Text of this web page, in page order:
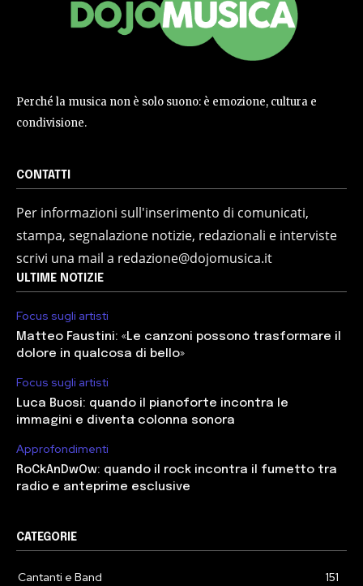
Perché la musica non è solo suono: è emozione, cultura e
condivisione.
CONTATTI
Per informazioni sull'inserimento di comunicati,
stampa, segnalazione notizie, redazionali e interviste
scrivi una mail a redazione@dojomusica.it
ULTIME NOTIZIE
Focus sugli artisti
Matteo Faustini: «Le canzoni possono trasformare il
dolore in qualcosa di bello»
Focus sugli artisti
Luca Buosi: quando il pianoforte incontra le
immagini e diventa colonna sonora
Approfondimenti
RoCkAnDwOw: quando il rock incontra il fumetto tra
radio e anteprime esclusive
CATEGORIE
Cantanti e Band
151